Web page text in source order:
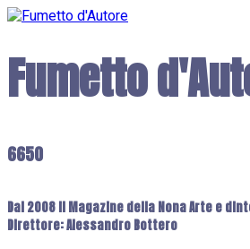
Fumetto
6650
Dal 2008 il Magazine della Nona Arte e
Direttore: Alessandro Bottero